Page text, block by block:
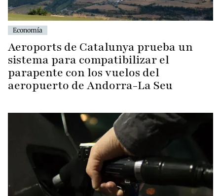
Economía
Aeroports de Catalunya prueba un
sistema para compatibilizar el
parapente con los vuelos del
aeropuerto de Andorra-La Seu